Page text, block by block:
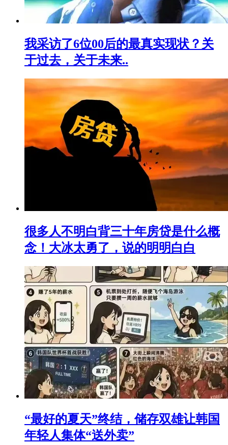
我采访了6位00后的最真实现状？关
于过去，关于未来..
很多人不明白背三十年房贷是什么概
念！大冰太勇了，说的明明白白
“最好的夏天”终结，储存双雄让韩国
年轻人集体“送外卖”